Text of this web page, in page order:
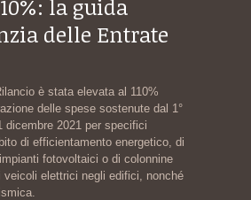
la guida
delle Entrate
è stata elevata al 110%
delle spese sostenute dal 1°
dicembre 2021 per specifici
di efficientamento energetico, di
fotovoltaici o di colonnine
veicoli elettrici negli edifici, nonché